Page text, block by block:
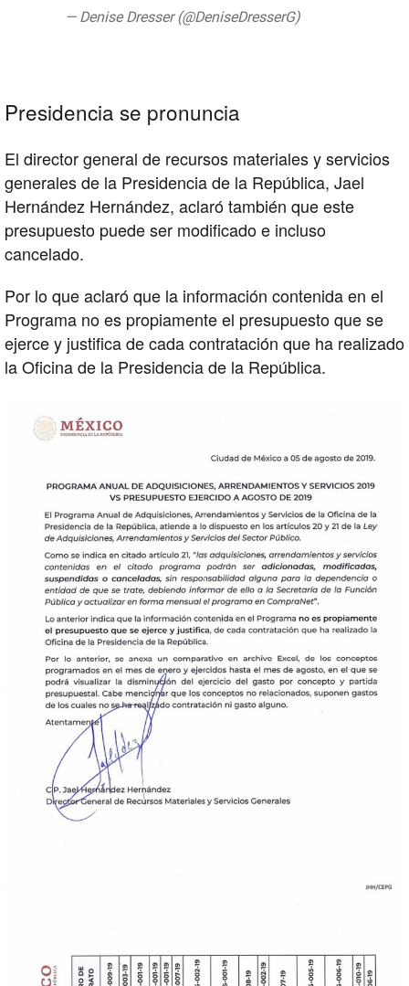
— Denise Dresser (@DeniseDresserG)
Presidencia se pronuncia
El director general de recursos materiales y servicios
generales de la Presidencia de la República, Jael
Hernández Hernández, aclaró también que este
presupuesto puede ser modificado e incluso
cancelado.
Por lo que aclaró que la información contenida en el
Programa no es propiamente el presupuesto que se
ejerce y justifica de cada contratación que ha realizado
la Oficina de la Presidencia de la República.